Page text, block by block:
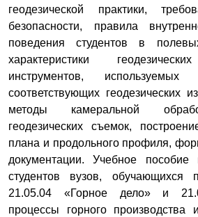
геодезической практики,
безопасности, правила
поведения студентов в
характеристики
инструментов,
соответствующих геодезических
методы камеральной
геодезических съемок,
плана и продольного профиля,
документации. Учебное пособие
студентов вузов, обучающихся
21.05.04 «Горное дело» и
процессы горного производства